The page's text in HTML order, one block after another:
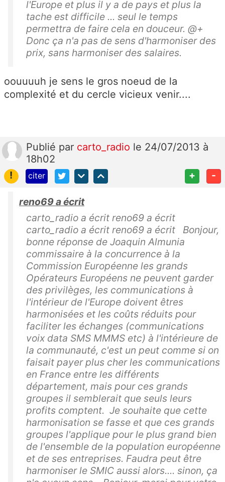
l'Europe et plus il y a de pays et plus la
tache est difficile ... seul le temps
permettra de faire cela en douceur. @+
Donc ça n'a pas de sens d'harmoniser des
prix, sans harmoniser des salaires.
oouuuuh je sens le gros noeud de la
complexité et du cercle vicieux venir....
Publié par carto_radio le 24/07/2013 à
18h02
!
citer + -
reno69 a écrit
carto_radio a écrit reno69 a écrit
carto_radio a écrit reno69 a écrit Bonjour,
bonne réponse de Joaquin Almunia
commissaire à la concurrence à la
Commission Européenne les grands
Opérateurs Européens ne peuvent garder
des privilèges, les communications à
l'intérieur de l'Europe doivent êtres
harmonisées et les coûts réduits pour
faciliter les échanges (communications
voix data SMS MMMS etc) à l'intérieure de
la communauté, c'est un peut comme si on
faisait payer plus cher les communications
en France entre les différents
département, mais pour ces grands
groupes il semblerait que seuls leurs
profits comptent. Je souhaite que cette
harmonisation se fasse et que ces grands
groupes l'applique pour le plus grand bien
de l'ensemble de la population européenne
et de ses entreprises. Faudra peut être
harmoniser le SMIC aussi alors.... sinon, ça